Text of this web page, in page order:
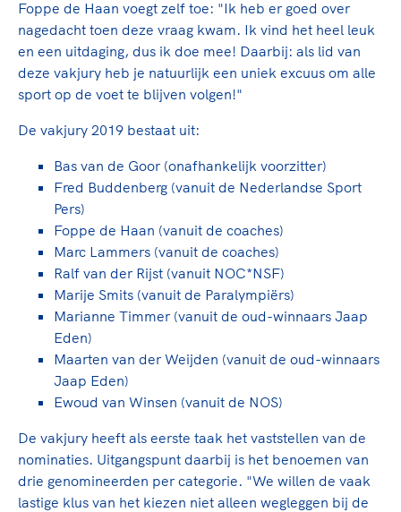
En wat mag vooral niet? Een gedragscode geeft
hier richting aan en is dus een belangrijk
onderdeel van het clubbeleid rondom gewenst en
ongewenst gedrag.
Foppe de Haan voegt zelf toe: "Ik heb er goed over
nagedacht toen deze vraag kwam. Ik vind het heel leuk
en een uitdaging, dus ik doe mee! Daarbij: als lid van
deze vakjury heb je natuurlijk een uniek excuus om alle
sport op de voet te blijven volgen!"
De vakjury 2019 bestaat uit:
Bas van de Goor (onafhankelijk voorzitter)
Fred Buddenberg (vanuit de Nederlandse Sport
Pers)
Foppe de Haan (vanuit de coaches)
Marc Lammers (vanuit de coaches)
Ralf van der Rijst (vanuit NOC*NSF)
Marije Smits (vanuit de Paralympiërs)
Marianne Timmer (vanuit de oud-winnaars Jaap
Eden)
Maarten van der Weijden (vanuit de oud-winnaars
Jaap Eden)
Ewoud van Winsen (vanuit de NOS)
De vakjury heeft als eerste taak het vaststellen van de
nominaties. Uitgangspunt daarbij is het benoemen van
drie genomineerden per categorie. "We willen de vaak
lastige klus van het kiezen niet alleen wegleggen bij de